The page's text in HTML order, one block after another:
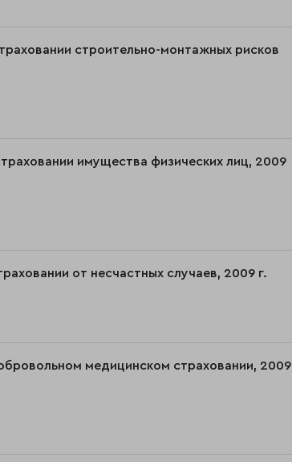
строительно-монтажных рисков
имущества физических лиц, 2009
от несчастных случаев, 2009 г.
медицинском страховании, 2009